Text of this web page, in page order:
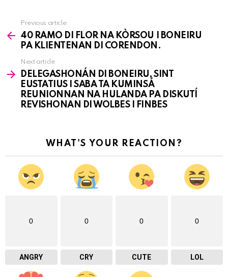
See
more
Previous article
40 RAMO DI FLOR NA KÒRSOU I BONEIRU
PA KLIENTENAN DI CORENDON.
Next article
DELEGASHONÁN DI BONEIRU, SINT
EUSTATIUS I SABA TA KUMINSÁ
REUNIONNAN NA HULANDA PA DISKUTÍ
REVISHONAN DI WOLBES I FINBES
WHAT'S YOUR REACTION?
0
ANGRY
0
CRY
0
CUTE
0
LOL